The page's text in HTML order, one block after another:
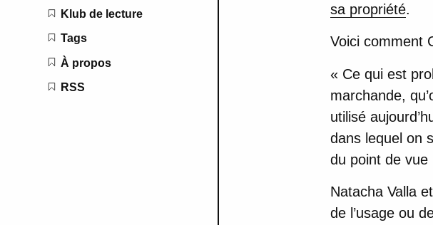
Klub de lecture
Tags
À propos
RSS
sa propriété.
Voici comment
« Ce qui est
marchande,
utilisé
dans lequel on
du point de vue
Natacha Valla
de l’usage ou